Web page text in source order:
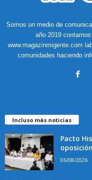
Somos un medio de
año 2019
www.magazinmigente.com
comunidades haciendo
Incluso más noticias
Pacto
06/08/2026